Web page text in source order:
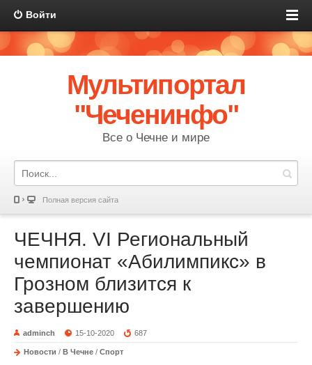
Войти
Мультипортал
"Чеченинфо"
Все о Чечне и мире
Полная версия сайта
ЧЕЧНЯ. VI Региональный
чемпионат «Абилимпикс» в
Грозном близится к
завершению
adminch 15-10-2020 687
Новости / В Чечне / Спорт